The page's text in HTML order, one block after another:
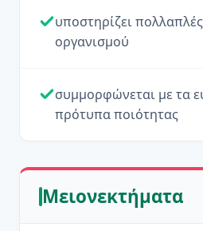
υποστηρίζει
οργανισμού
συμμορφώνεται με τα
πρότυπα ποιότητας
Μειονεκτήματα